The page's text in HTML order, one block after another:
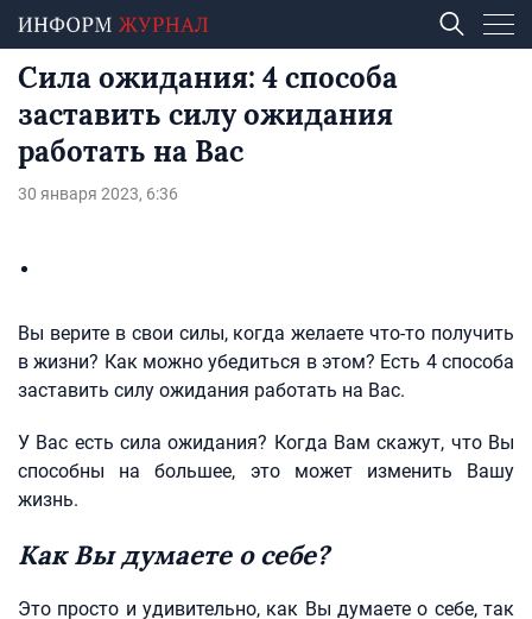
Сила ожидания: 4 способа
заставить силу ожидания
работать на Вас
30 января 2023, 6:36
Вы верите в свои силы, когда желаете что-то получить
в жизни? Как можно убедиться в этом? Есть 4 способа
заставить силу ожидания работать на Вас.
У Вас есть сила ожидания? Когда Вам скажут, что Вы
способны на большее, это может изменить Вашу
жизнь.
Как Вы думаете о себе?
Это просто и удивительно, как Вы думаете о себе, так